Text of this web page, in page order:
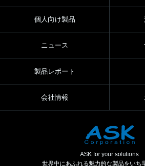
個人向け製品
ニュース
製品レポート
会社情報
ASK for your solutions
世界中にあふれる魅力的な製品をいち